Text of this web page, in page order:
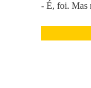
- É, foi. Mas